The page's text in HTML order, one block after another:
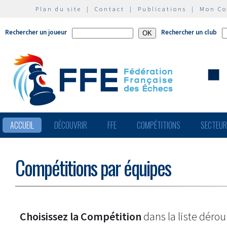
Plan du site | Contact | Publications | Mon
Rechercher un joueur Rechercher un club
ACCUEIL DÉCOUVRIR FFE COMPÉTITIONS
Compétitions par équipes
Choisissez la Compétition dans la liste